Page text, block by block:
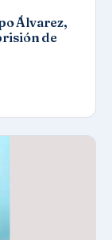
Álvarez,
de